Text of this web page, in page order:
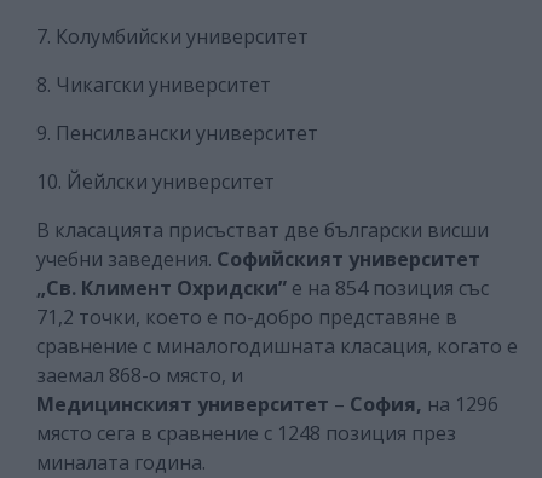
7. Колумбийски университет
8. Чикагски университет
9. Пенсилвански университет
10. Йейлски университет
В класацията присъстват две български висши
учебни заведения. Софийският университет
„Св. Климент Охридски” е на 854 позиция със
71,2 точки, което е по-добро представяне в
сравнение с миналогодишната класация, когато е
заемал 868-о място, и
Медицинският университет – София, на 1296
място сега в сравнение с 1248 позиция през
миналата година.